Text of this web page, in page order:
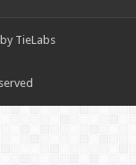
TieLabs